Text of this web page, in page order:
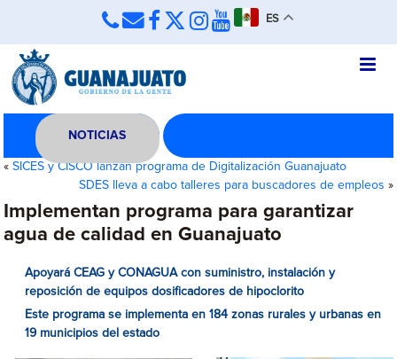
ES
NOTICIAS
«SICES y CISCO lanzan programa de Digitalización Guanajuato
SDES lleva a cabo talleres para buscadores de empleos »
Implementan programa para garantizar
agua de calidad en Guanajuato
Apoyará CEAG y CONAGUA con suministro, instalación y
reposición de equipos dosificadores de hipoclorito
Este programa se implementa en 184 zonas rurales y urbanas en
19 municipios del estado